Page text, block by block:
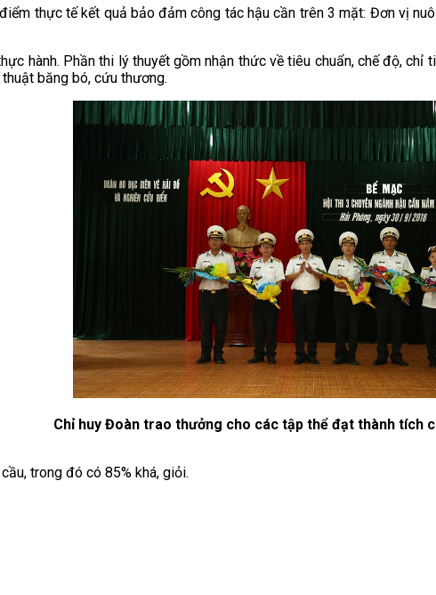
thực tế kết quả bảo đảm công tác hậu cần trên 3 mặt: Đơn vị
hành. Phần thi lý thuyết gồm nhận thức về tiêu chuẩn, chế độ,
băng bó, cứu thương.
Chỉ huy Đoàn trao thưởng cho các tập thể đạt thành tích
trong đó có 85% khá, giỏi.